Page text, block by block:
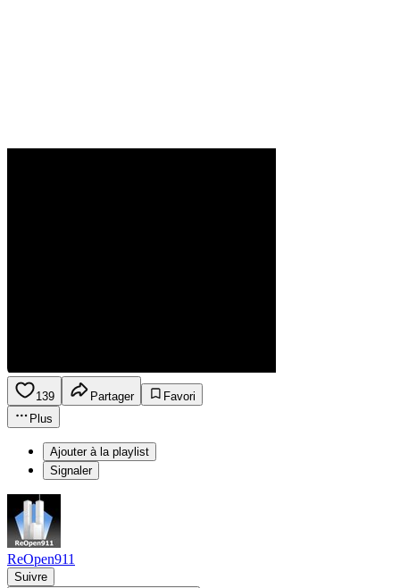
139 Partager
Favori
Plus
Ajouter à la playlist
Signaler
ReOpen911
Suivre